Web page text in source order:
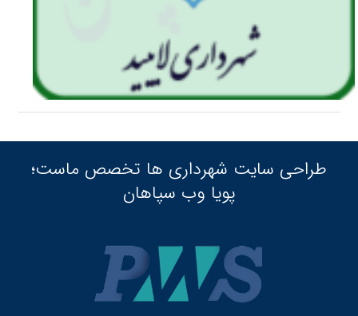
طراحی سایت شهرداری ها تخصص ماست؛
پویا وب سپاهان